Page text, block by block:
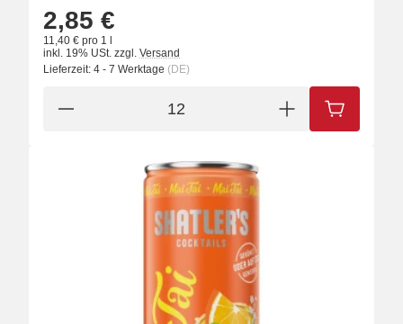
2,85 €
11,40 € pro 1 l
inkl. 19% USt. zzgl. Versand
Lieferzeit: 4 - 7 Werktage (DE)
IN DEN